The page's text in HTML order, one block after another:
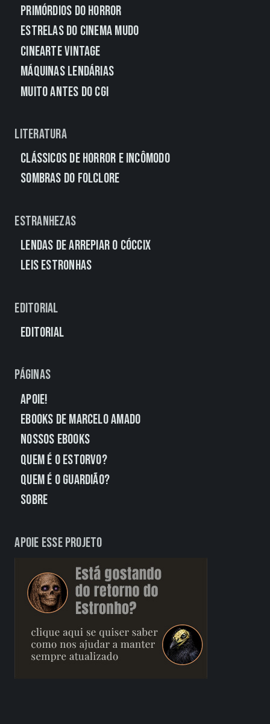
Primórdios do Horror
Estrelas do Cinema Mudo
CineArte Vintage
Máquinas Lendárias
Muito Antes do CGI
Literatura
Clássicos de Horror e Incômodo
Sombras do Folclore
Estranhezas
Lendas de Arrepiar o Cóccix
Leis Estronhas
Editorial
Editorial
Páginas
Apoie!
eBooks de Marcelo Amado
Nossos eBooks
Quem É o Estorvo?
Quem É o Guardião?
Sobre
Apoie esse projeto